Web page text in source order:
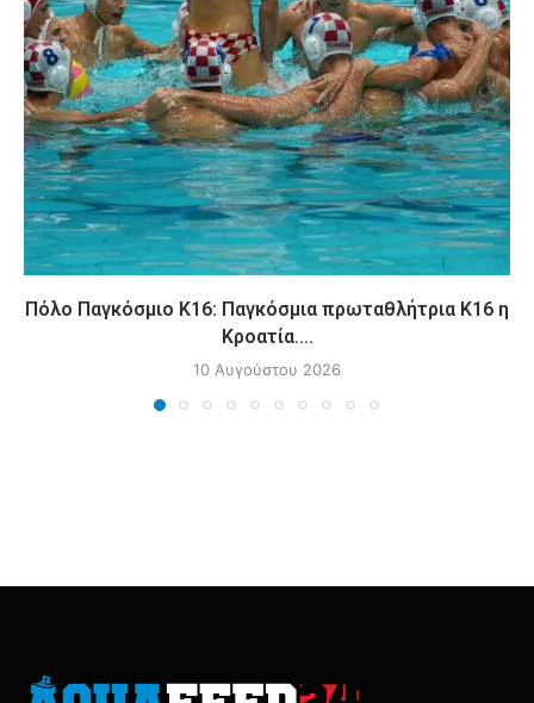
Πόλο Παγκόσμιο Κ16: Παγκόσμια πρωταθλήτρια Κ16 η
Κροατία....
10 Αυγούστου 2026